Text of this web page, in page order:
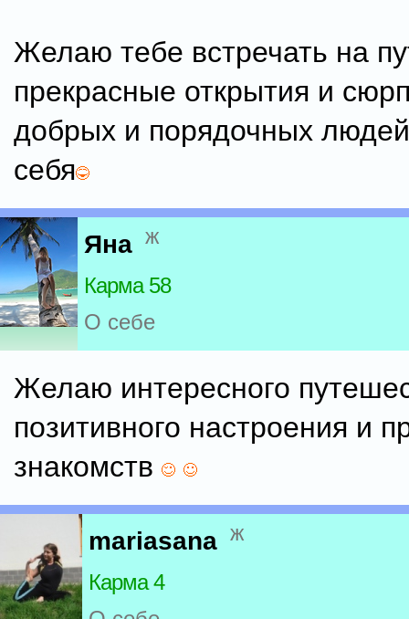
Желаю тебе встречать на
прекрасные открытия и
добрых и порядочных
себя
Яна ж
Карма 58
О себе
Желаю интересного
позитивного настроения и
знакомств
mariasana ж
Карма 4